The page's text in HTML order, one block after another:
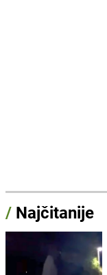
/ Najčitanije